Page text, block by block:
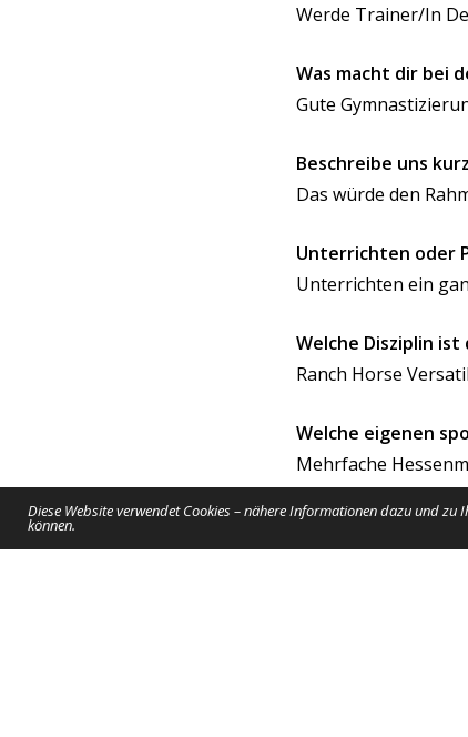
Werde Trainer/In
Was macht dir bei
Gute
Beschreibe uns
Das würde den
Unterrichten oder
Unterrichten ein
Welche Disziplin
Ranch Horse
Welche eigenen
Mehrfache
Disziplinen, Silber-
EWU, Trainer A
Diese Website verwendet Cookies – nähere Informationen dazu und zu
können.